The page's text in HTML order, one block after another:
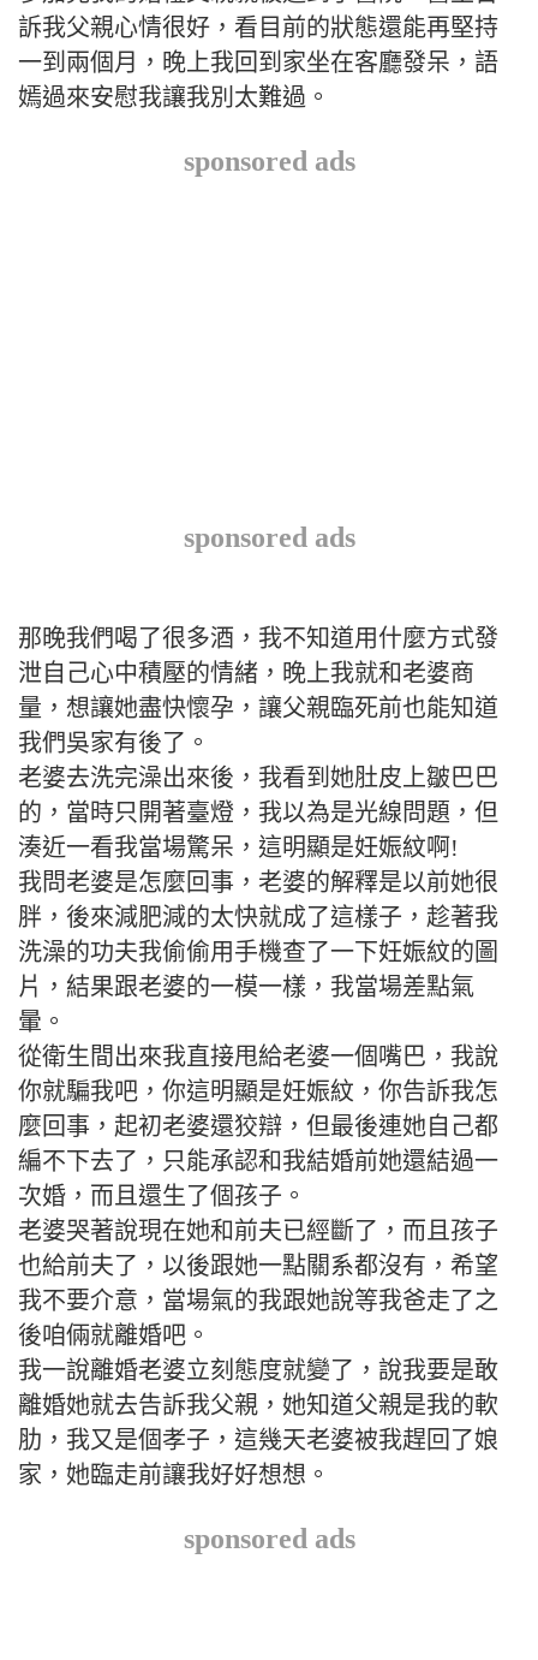
訴我父親心情很好，看目前的狀態還能再堅持
一到兩個月，晚上我回到家坐在客廳發呆，語
嫣過來安慰我讓我別太難過。
sponsored ads
sponsored ads
那晚我們喝了很多酒，我不知道用什麼方式發
泄自己心中積壓的情緒，晚上我就和老婆商
量，想讓她盡快懷孕，讓父親臨死前也能知道
我們吳家有後了。
老婆去洗完澡出來後，我看到她肚皮上皺巴巴
的，當時只開著臺燈，我以為是光線問題，但
湊近一看我當場驚呆，這明顯是妊娠紋啊!
我問老婆是怎麼回事，老婆的解釋是以前她很
胖，後來減肥減的太快就成了這樣子，趁著我
洗澡的功夫我偷偷用手機查了一下妊娠紋的圖
片，結果跟老婆的一模一樣，我當場差點氣
暈。
從衛生間出來我直接甩給老婆一個嘴巴，我說
你就騙我吧，你這明顯是妊娠紋，你告訴我怎
麼回事，起初老婆還狡辯，但最後連她自己都
編不下去了，只能承認和我結婚前她還結過一
次婚，而且還生了個孩子。
老婆哭著說現在她和前夫已經斷了，而且孩子
也給前夫了，以後跟她一點關系都沒有，希望
我不要介意，當場氣的我跟她說等我爸走了之
後咱倆就離婚吧。
我一說離婚老婆立刻態度就變了，說我要是敢
離婚她就去告訴我父親，她知道父親是我的軟
肋，我又是個孝子，這幾天老婆被我趕回了娘
家，她臨走前讓我好好想想。
sponsored ads